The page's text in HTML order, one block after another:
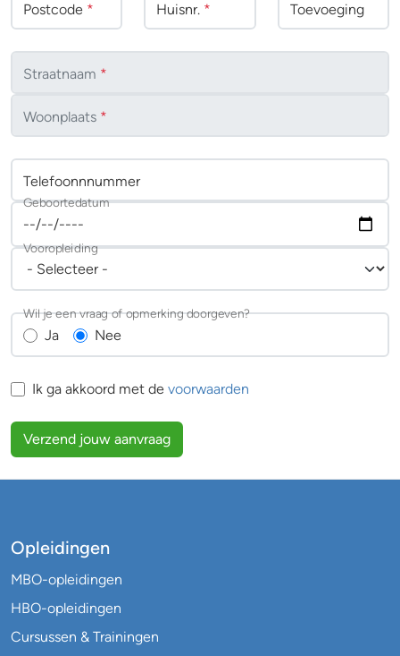
Postcode * Huisnr. * Toevoeging
Straatnaam *
Woonplaats *
Telefoonnnummer
Geboortedatum
Vooropleiding
Ja Nee
Wil je een vraag of opmerking doorgeven?
Ik ga akkoord met de voorwaarden
Verzend jouw aanvraag
Opleidingen
MBO-opleidingen
HBO-opleidingen
Cursussen & Trainingen